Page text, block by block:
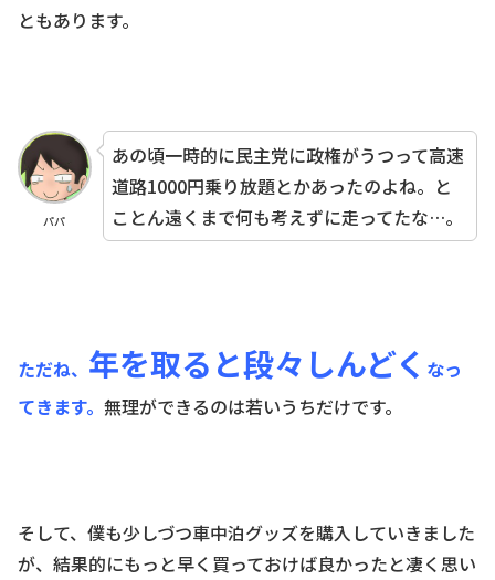
ともあります。
パパ
あの頃一時的に民主党に政権がうつって高速
道路1000円乗り放題とかあったのよね。と
ことん遠くまで何も考えずに走ってたな…。
ただね、 年を取ると段々しんどく なっ
てきます。 無理ができるのは若いうちだけです。
そして、僕も少しづつ車中泊グッズを購入していきました
が、結果的にもっと早く買っておけば良かったと凄く思い